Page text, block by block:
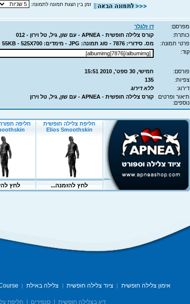
זמן בין הצגת תמונה לתמונה:
מפרסם:
דן זלגלר
כותרת:
קורס צלילה חופשית - APNEA - עם שון, גיל, טל וירון - 012
פרטי תמונה:
מס. סידורי: 7876 - סוג תמונה: JPG - מימדים: 55KB - 525X700
קוד:
פורסם:
חמישי, 30 ספט', 2010 15:51
צפיות:
135
דירוג:
ללא דירוג
תיאור ופרטים
נוספים:
קורס צלילה חופשית - APNEA - עם שון, גיל, טל וירון
אימון צלילה חופשית | ציוד צלילה חופשית | צלילה באילת |
דיג בצלילה חופשית סנפירים חליפת